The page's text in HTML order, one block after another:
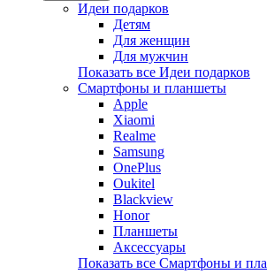
Идеи подарков
Детям
Для женщин
Для мужчин
Показать все Идеи подарков
Смартфоны и планшеты
Apple
Xiaomi
Realme
Samsung
OnePlus
Oukitel
Blackview
Honor
Планшеты
Аксессуары
Показать все Смартфоны и